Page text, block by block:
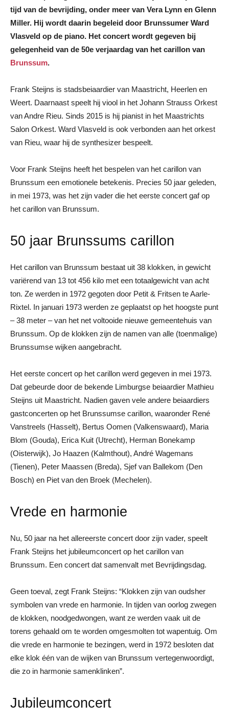
tijd van de bevrijding, onder meer van Vera Lynn en Glenn
Miller. Hij wordt daarin begeleid door Brunssumer Ward
Vlasveld op de piano. Het concert wordt gegeven bij
gelegenheid van de 50e verjaardag van het carillon van
Brunssum.
Frank Steijns is stadsbeiaardier van Maastricht, Heerlen en
Weert. Daarnaast speelt hij viool in het Johann Strauss Orkest
van Andre Rieu. Sinds 2015 is hij pianist in het Maastrichts
Salon Orkest. Ward Vlasveld is ook verbonden aan het orkest
van Rieu, waar hij de synthesizer bespeelt.
Voor Frank Steijns heeft het bespelen van het carillon van
Brunssum een emotionele betekenis. Precies 50 jaar geleden,
in mei 1973, was het zijn vader die het eerste concert gaf op
het carillon van Brunssum.
50 jaar Brunssums carillon
Het carillon van Brunssum bestaat uit 38 klokken, in gewicht
variërend van 13 tot 456 kilo met een totaalgewicht van acht
ton. Ze werden in 1972 gegoten door Petit & Fritsen te Aarle-
Rixtel. In januari 1973 werden ze geplaatst op het hoogste punt
– 38 meter – van het net voltooide nieuwe gemeentehuis van
Brunssum. Op de klokken zijn de namen van alle (toenmalige)
Brunssumse wijken aangebracht.
Het eerste concert op het carillon werd gegeven in mei 1973.
Dat gebeurde door de bekende Limburgse beiaardier Mathieu
Steijns uit Maastricht. Nadien gaven vele andere beiaardiers
gastconcerten op het Brunssumse carillon, waaronder René
Vanstreels (Hasselt), Bertus Oomen (Valkenswaard), Maria
Blom (Gouda), Erica Kuit (Utrecht), Herman Bonekamp
(Oisterwijk), Jo Haazen (Kalmthout), André Wagemans
(Tienen), Peter Maassen (Breda), Sjef van Ballekom (Den
Bosch) en Piet van den Broek (Mechelen).
Vrede en harmonie
Nu, 50 jaar na het allereerste concert door zijn vader, speelt
Frank Steijns het jubileumconcert op het carillon van
Brunssum. Een concert dat samenvalt met Bevrijdingsdag.
Geen toeval, zegt Frank Steijns: “Klokken zijn van oudsher
symbolen van vrede en harmonie. In tijden van oorlog zwegen
de klokken, noodgedwongen, want ze werden vaak uit de
torens gehaald om te worden omgesmolten tot wapentuig. Om
die vrede en harmonie te bezingen, werd in 1972 besloten dat
elke klok één van de wijken van Brunssum vertegenwoordigt,
die zo in harmonie samenklinken”.
Jubileumconcert